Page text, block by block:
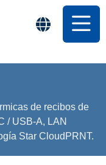
de recibos de
/ USB-A, LAN
Star CloudPRNT.